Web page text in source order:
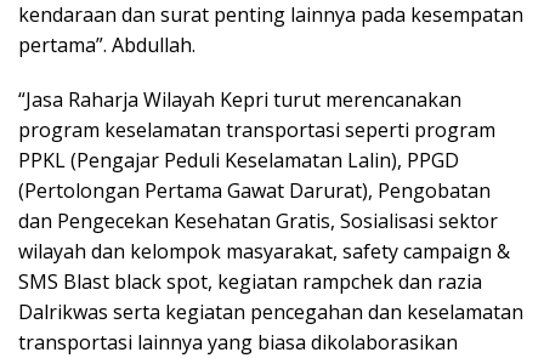
kendaraan dan surat penting lainnya pada kesempatan
pertama”. Abdullah.
“Jasa Raharja Wilayah Kepri turut merencanakan
program keselamatan transportasi seperti program
PPKL (Pengajar Peduli Keselamatan Lalin), PPGD
(Pertolongan Pertama Gawat Darurat), Pengobatan
dan Pengecekan Kesehatan Gratis, Sosialisasi sektor
wilayah dan kelompok masyarakat, safety campaign &
SMS Blast black spot, kegiatan rampchek dan razia
Dalrikwas serta kegiatan pencegahan dan keselamatan
transportasi lainnya yang biasa dikolaborasikan